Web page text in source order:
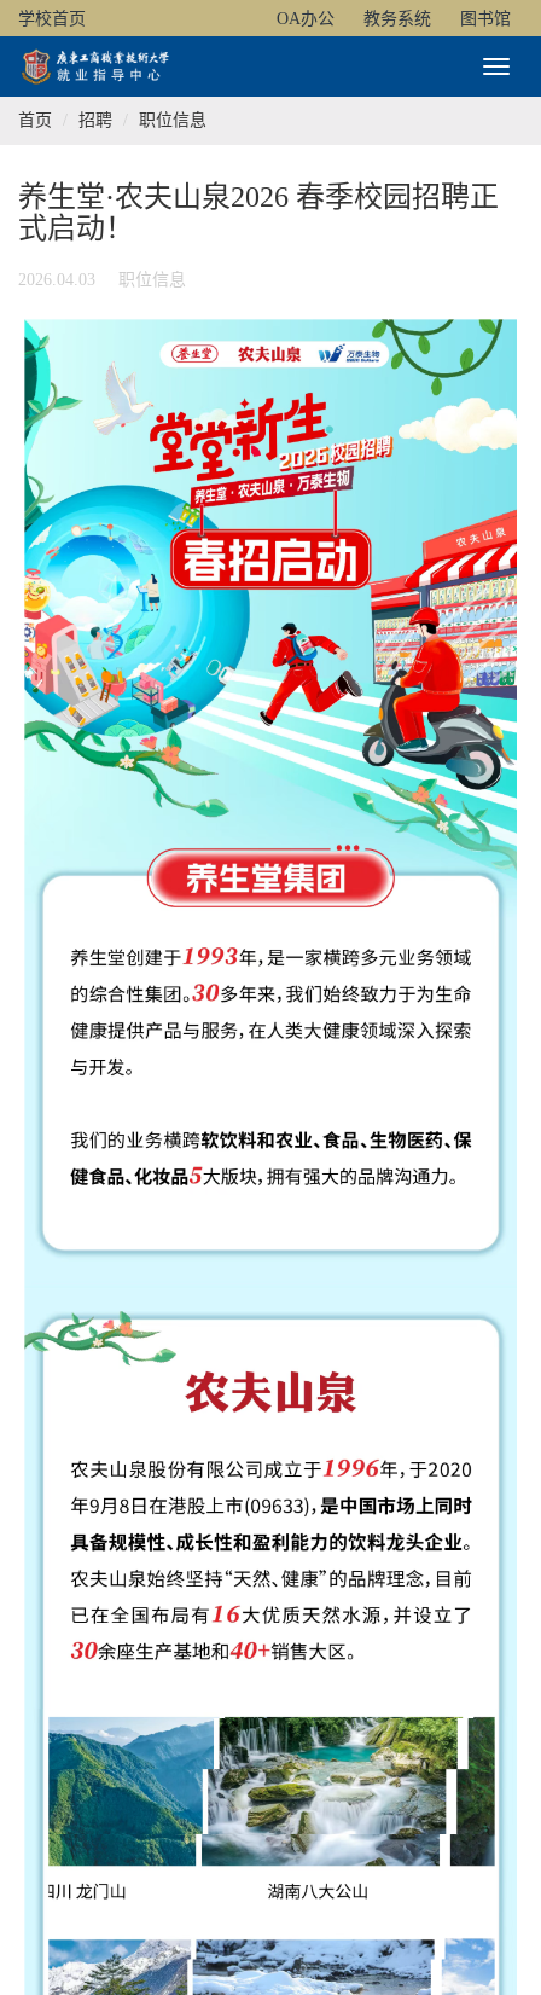
学校首页 OA办公 教务系统 图书馆
Toggle
首页
招聘 职位信息
养生堂·农夫山泉2026 春季校园招聘正
式启动！
2026.04.03 职位信息